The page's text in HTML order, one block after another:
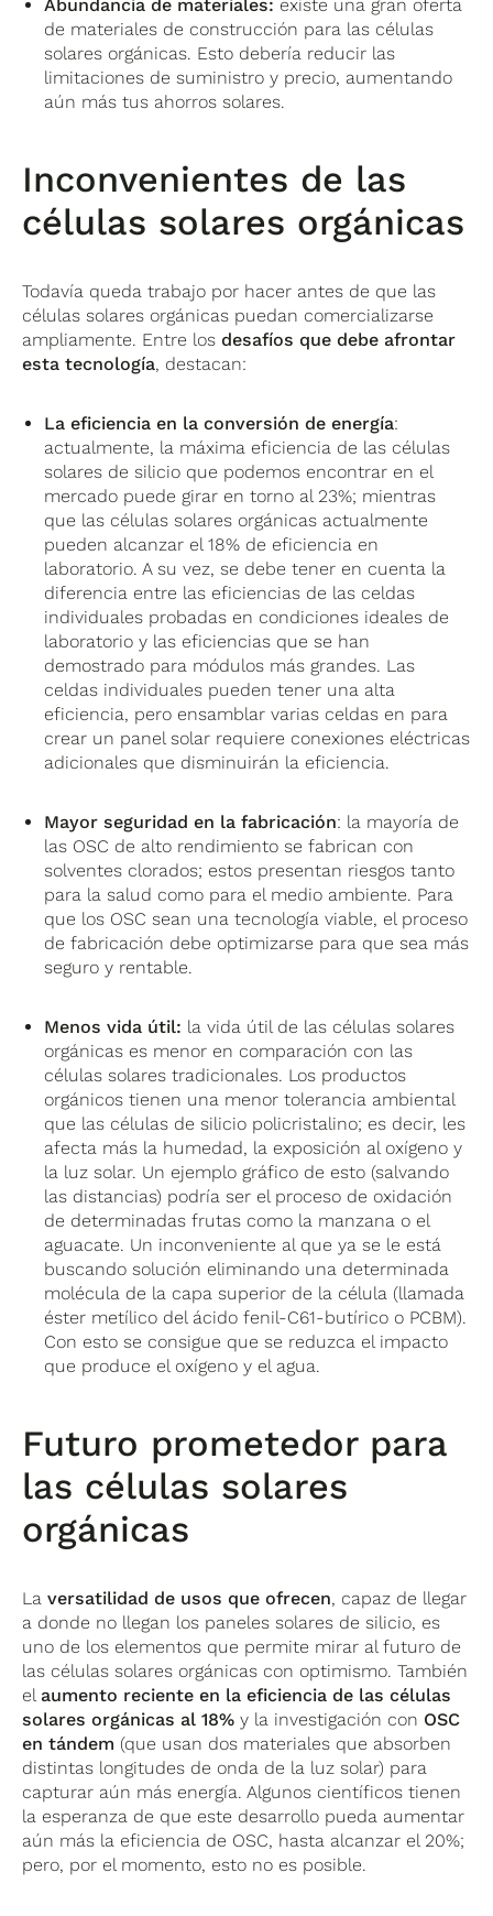
Abundancia de materiales: existe una gran oferta
de materiales de construcción para las células
solares orgánicas. Esto debería reducir las
limitaciones de suministro y precio, aumentando
aún más tus ahorros solares.
Inconvenientes de las
células solares orgánicas
Todavía queda trabajo por hacer antes de que las
células solares orgánicas puedan comercializarse
ampliamente. Entre los desafíos que debe afrontar
esta tecnología, destacan:
La eficiencia en la conversión de energía:
actualmente, la máxima eficiencia de las células
solares de silicio que podemos encontrar en el
mercado puede girar en torno al 23%; mientras
que las células solares orgánicas actualmente
pueden alcanzar el 18% de eficiencia en
laboratorio. A su vez, se debe tener en cuenta la
diferencia entre las eficiencias de las celdas
individuales probadas en condiciones ideales de
laboratorio y las eficiencias que se han
demostrado para módulos más grandes. Las
celdas individuales pueden tener una alta
eficiencia, pero ensamblar varias celdas en para
crear un panel solar requiere conexiones eléctricas
adicionales que disminuirán la eficiencia.
Mayor seguridad en la fabricación: la mayoría de
las OSC de alto rendimiento se fabrican con
solventes clorados; estos presentan riesgos tanto
para la salud como para el medio ambiente. Para
que los OSC sean una tecnología viable, el proceso
de fabricación debe optimizarse para que sea más
seguro y rentable.
Menos vida útil: la vida útil de las células solares
orgánicas es menor en comparación con las
células solares tradicionales. Los productos
orgánicos tienen una menor tolerancia ambiental
que las células de silicio policristalino; es decir, les
afecta más la humedad, la exposición al oxígeno y
la luz solar. Un ejemplo gráfico de esto (salvando
las distancias) podría ser el proceso de oxidación
de determinadas frutas como la manzana o el
aguacate. Un inconveniente al que ya se le está
buscando solución eliminando una determinada
molécula de la capa superior de la célula (llamada
éster metílico del ácido fenil-C61-butírico o PCBM).
Con esto se consigue que se reduzca el impacto
que produce el oxígeno y el agua.
Futuro prometedor para
las células solares
orgánicas
Laversatilidad de usos que ofrecen, capaz de llegar
a donde no llegan los paneles solares de silicio, es
uno de los elementos que permite mirar al futuro de
las células solares orgánicas con optimismo. También
el aumento reciente en la eficiencia de las células
solares orgánicas al 18% y la investigación con OSC
en tándem (que usan dos materiales que absorben
distintas longitudes de onda de la luz solar) para
capturar aún más energía. Algunos científicos tienen
la esperanza de que este desarrollo pueda aumentar
aún más la eficiencia de OSC, hasta alcanzar el 20%;
pero, por el momento, esto no es posible.